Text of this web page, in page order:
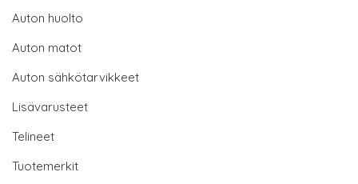
Auton huolto
Auton matot
Auton sähkötarvikkeet
Lisävarusteet
Telineet
Tuotemerkit